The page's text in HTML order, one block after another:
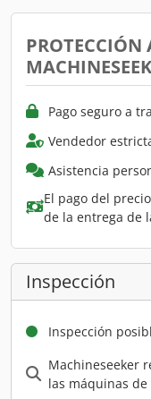
PROTECCIÓN
Pago seguro a
Vendedor
Asistencia
El pago del
de la entrega de
Inspección
Inspección
Machineseeker
las máquinas